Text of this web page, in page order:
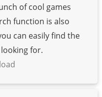
of cool games
function is also
can easily find the
looking for.